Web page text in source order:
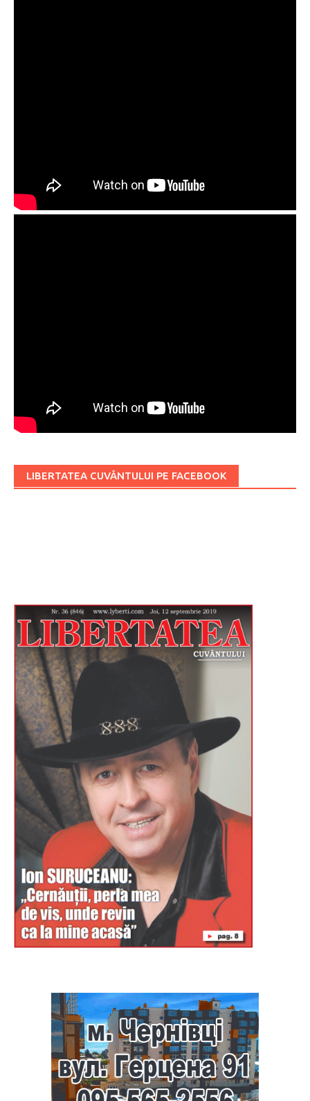
LIBERTATEA CUVÂNTULUI PE FACEBOOK